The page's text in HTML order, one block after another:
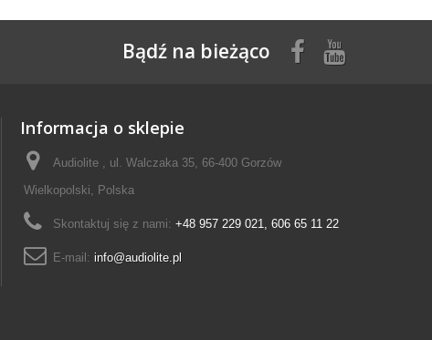
Bądź na bieżąco
Informacja o sklepie
Audiolite , ul. Walczaka 35, 66-400 Gorzów
Wielkopolski, Polska
Skontaktuj się z nami: +48 957 229 021, 606 65 11 22
E-mail: info@audiolite.pl